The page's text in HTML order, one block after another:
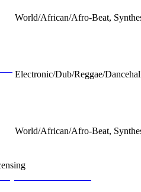
World/African/Afro-Beat,
Electronic/Dub/Reggae/
World/African/Afro-Beat,